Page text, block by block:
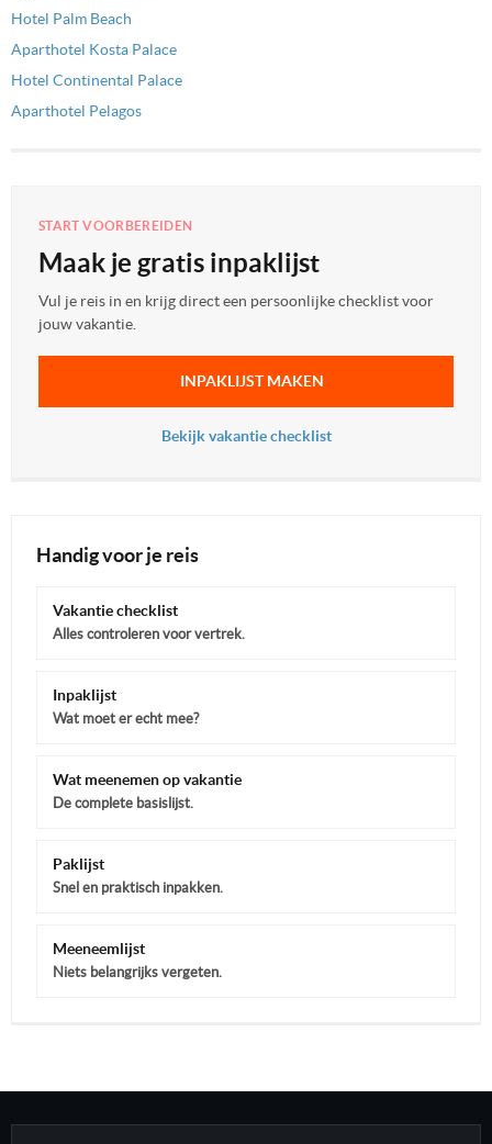
Hotel Palm Beach
Aparthotel Kosta Palace
Hotel Continental Palace
Aparthotel Pelagos
START VOORBEREIDEN
Maak je gratis inpaklijst
Vul je reis in en krijg direct een persoonlijke checklist voor
jouw vakantie.
INPAKLIJST MAKEN
Bekijk vakantie checklist
Handig voor je reis
Vakantie checklist
Alles controleren voor vertrek.
Inpaklijst
Wat moet er echt mee?
Wat meenemen op vakantie
De complete basislijst.
Paklijst
Snel en praktisch inpakken.
Meeneemlijst
Niets belangrijks vergeten.